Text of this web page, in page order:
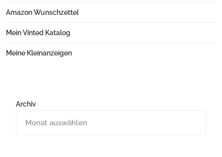
Amazon Wunschzettel
Mein Vinted Katalog
Meine Kleinanzeigen
Archiv